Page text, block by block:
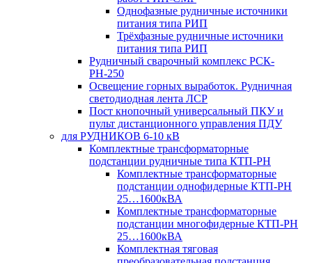
Однофазные рудничные источники
питания типа РИП
Трёхфазные рудничные источники
питания типа РИП
Рудничный сварочный комплекс РСК-
РН-250
Освещение горных выработок. Рудничная
светодиодная лента ЛСР
Пост кнопочный универсальный ПКУ и
пульт дистанционного управления ПДУ
для РУДНИКОВ 6-10 кВ
Комплектные трансформаторные
подстанции рудничные типа КТП-РН
Комплектные трансформаторные
подстанции однофидерные КТП-РН
25…1600кВА
Комплектные трансформаторные
подстанции многофидерные КТП-РН
25…1600кВА
Комплектная тяговая